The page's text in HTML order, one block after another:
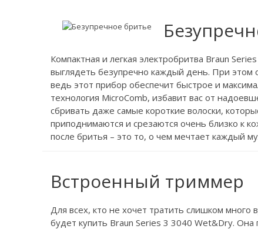
Компактная и легкая электробритва Braun
выглядеть безупречно каждый день. При этом
ведь этот прибор обеспечит быстрое и
технология MicroComb, избавит вас от
сбривать даже самые короткие волоски,
приподнимаются и срезаются очень близко к
после бритья – это то, о чем мечтает каждый
Встроенный триммер
Для всех, кто не хочет тратить слишком
будет купить Braun Series 3 3040 Wet&Dry.